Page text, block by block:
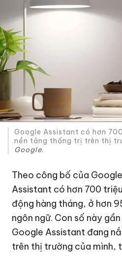
Google Assistant có hơn
nền tảng thống trị trên thị
Google.
Theo công bố của
Assistant có hơn 700
động hàng tháng, ở hơn
ngôn ngữ. Con số này
Google Assistant đang
trên thị trường của mình,